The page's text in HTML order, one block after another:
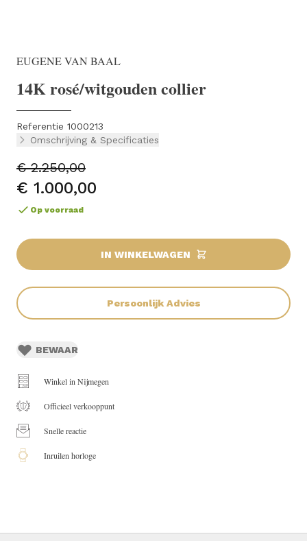
EUGENE VAN BAAL
14K rosé/witgouden collier
Referentie 1000213
Omschrijving & Specificaties
€ 2.250,00
€ 1.000,00
Op voorraad
IN WINKELWAGEN
Persoonlijk Advies
BEWAAR
Winkel in Nijmegen
Officieel verkooppunt
Snelle reactie
Inruilen horloge